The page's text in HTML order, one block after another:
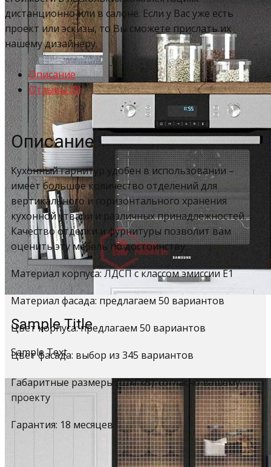
Sample Title
Sample Text
дистанционно или в салоне. Если у Вас уже есть
проект или эскизы, то Вы сможете прислать их
нашему дизайнеру.
Описание
Отзывы (0)
Описание
Кухонный гарнитур удобен в использовании –
имеет большое количество отделений для
вертикального и горизонтального хранения
кухонной утвари и различных принадлежностей.
Качество отделки и фурнитуры позволит вам
оценить эту мебель по достоинству.
Материал корпуса: ЛДСП с классом эмиссии Е1
Материал фасада: предлагаем 50 вариантов
Цвет корпуса: предлагаем 50 вариантов
Цвет фасада: выбор из 345 вариантов
Габаритные размеры (ШхГхВ): согласно вашему
проекту
Гарантия: 18 месяцев